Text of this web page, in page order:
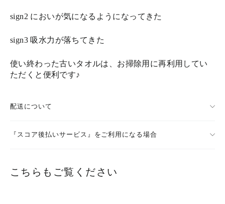
sign2 においが気になるようになってきた
sign3 吸水力が落ちてきた
使い終わった古いタオルは、お掃除用に再利用してい
ただくと便利です♪
配送について
『スコア後払いサービス』をご利用になる場合
こちらもご覧ください